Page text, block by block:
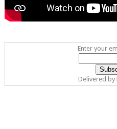
Enter your
Delivered by